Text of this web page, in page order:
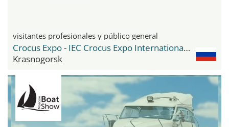
visitantes profesionales y público general
Crocus Expo - IEC Crocus Expo International Exhibition Centre
Krasnogorsk